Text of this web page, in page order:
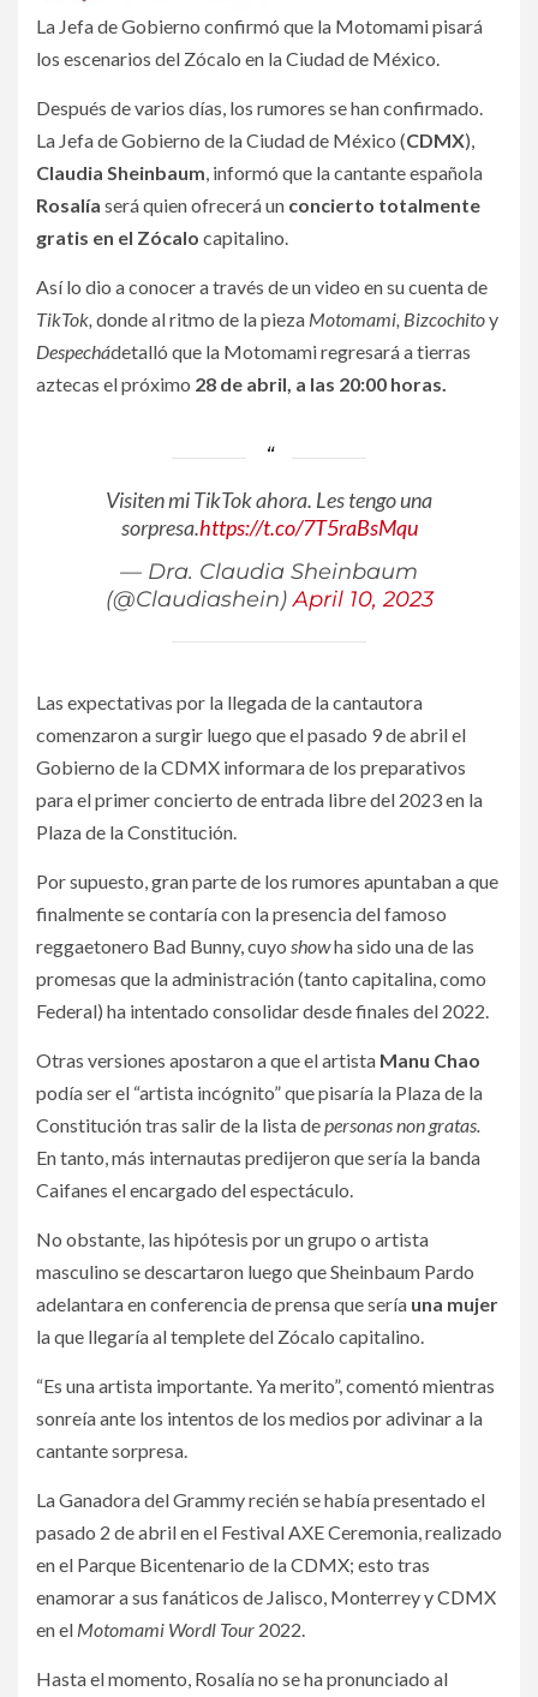
La Jefa de Gobierno confirmó que la Motomami pisará
los escenarios del Zócalo en la Ciudad de México.
Después de varios días, los rumores se han confirmado.
La Jefa de Gobierno de la Ciudad de México (CDMX),
Claudia Sheinbaum, informó que la cantante española
Rosalía será quien ofrecerá un concierto totalmente
gratis en el Zócalo capitalino.
Así lo dio a conocer a través de un video en su cuenta de
TikTok, donde al ritmo de la pieza Motomami, Bizcochitoy
Despechádetalló que la Motomami regresará a tierras
aztecas el próximo 28 de abril, a las 20:00 horas.
Visiten mi TikTok ahora. Les tengo una
sorpresa.https://t.co/7T5raBsMqu
— Dra. Claudia Sheinbaum
(@Claudiashein)April 10, 2023
Las expectativas por la llegada de la cantautora
comenzaron a surgir luego que el pasado 9 de abril el
Gobierno de la CDMX informara de los preparativos
para el primer concierto de entrada libre del 2023 en la
Plaza de la Constitución.
Por supuesto, gran parte de los rumores apuntaban a que
finalmente se contaría con la presencia del famoso
reggaetonero Bad Bunny, cuyo showha sido una de las
promesas que la administración (tanto capitalina, como
Federal) ha intentado consolidar desde finales del 2022.
Otras versiones apostaron a que el artista Manu Chao
podía ser el “artista incógnito” que pisaría la Plaza de la
Constitución tras salir de la lista depersonas non gratas.
En tanto, más internautas predijeron que sería la banda
Caifanes el encargado del espectáculo.
No obstante, las hipótesis por un grupo o artista
masculino se descartaron luego que Sheinbaum Pardo
adelantara en conferencia de prensa que sería una mujer
la que llegaría al templete del Zócalo capitalino.
“Es una artista importante. Ya merito”, comentó mientras
sonreía ante los intentos de los medios por adivinar a la
cantante sorpresa.
La Ganadora del Grammy recién se había presentado el
pasado 2 de abril en el Festival AXE Ceremonia, realizado
en el Parque Bicentenario de la CDMX; esto tras
enamorar a sus fanáticos de Jalisco, Monterrey y CDMX
en el Motomami Wordl Tour 2022.
Hasta el momento, Rosalía no se ha pronunciado al